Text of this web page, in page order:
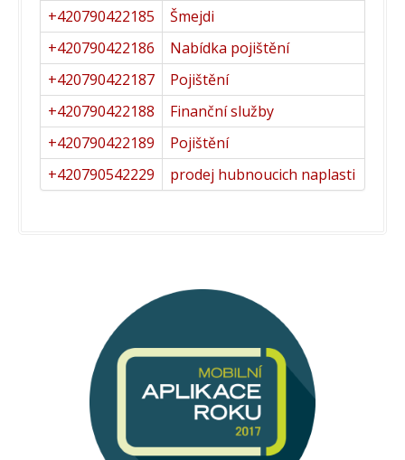
+420790422185
Šmejdi
+420790422186
Nabídka pojištění
+420790422187
Pojištění
+420790422188
Finanční služby
+420790422189
Pojištění
+420790542229
prodej hubnoucich naplasti